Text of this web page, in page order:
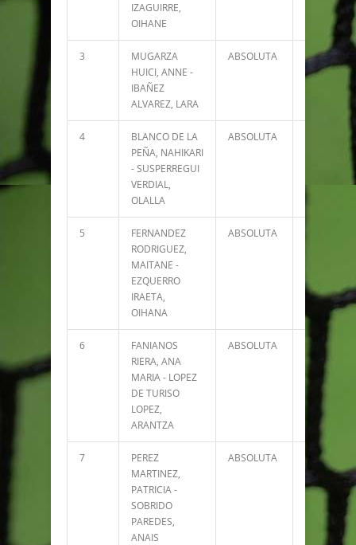
IZAGUIRRE,
OIHANE
3
MUGARZA
HUICI, ANNE -
IBAÑEZ
ALVAREZ, LARA
ABSOLUTA 24652
4
BLANCO DE LA
PEÑA, NAHIKARI
- SUSPERREGUI
VERDIAL,
OLALLA
ABSOLUTA
5
FERNANDEZ
RODRIGUEZ,
MAITANE -
EZQUERRO
IRAETA,
OIHANA
ABSOLUTA
6
FANIANOS
RIERA, ANA
MARIA - LOPEZ
DE TURISO
LOPEZ,
ARANTZA
ABSOLUTA
7
PEREZ
MARTINEZ,
PATRICIA -
SOBRIDO
PAREDES,
ANAIS
ABSOLUTA 11719